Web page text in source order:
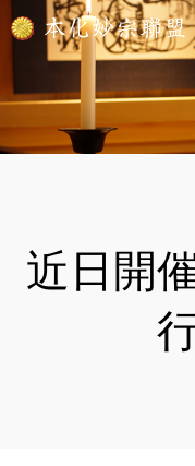
近日開